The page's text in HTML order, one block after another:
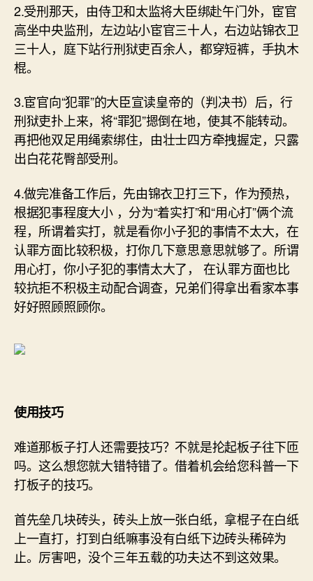
2.受刑那天，由侍卫和太监将大臣绑赴午门外，宦官
高坐中央监刑，左边站小宦官三十人，右边站锦衣卫
三十人，庭下站行刑狱吏百余人，都穿短裤，手执木
棍。
3.宦官向“犯罪”的大臣宣读皇帝的（判决书）后，行
刑狱吏扑上来，将“罪犯”摁倒在地，使其不能转动。
再把他双足用绳索绑住，由壮士四方牵拽握定，只露
出白花花臀部受刑。
4.做完准备工作后，先由锦衣卫打三下，作为预热，
根据犯事程度大小 ，分为“着实打”和“用心打”俩个流
程，所谓着实打，就是看你小子犯的事情不太大，在
认罪方面比较积极，打你几下意思意思就够了。所谓
用心打，你小子犯的事情太大了， 在认罪方面也比
较抗拒不积极主动配合调查，兄弟们得拿出看家本事
好好照顾照顾你。
使用技巧
难道那板子打人还需要技巧？不就是抡起板子往下匝
吗。这么想您就大错特错了。借着机会给您科普一下
打板子的技巧。
首先垒几块砖头，砖头上放一张白纸，拿棍子在白纸
上一直打，打到白纸嘛事没有白纸下边砖头稀碎为
止。厉害吧，没个三年五载的功夫达不到这效果。